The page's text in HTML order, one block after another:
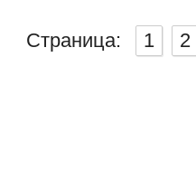
Страница: 1 2